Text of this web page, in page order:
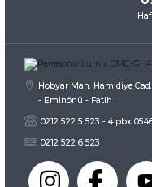
Hobyar Mah. Hamidiye
- Eminönü - Fatih
0212 522 5 523 - 4 pbx
0212 522 6 523